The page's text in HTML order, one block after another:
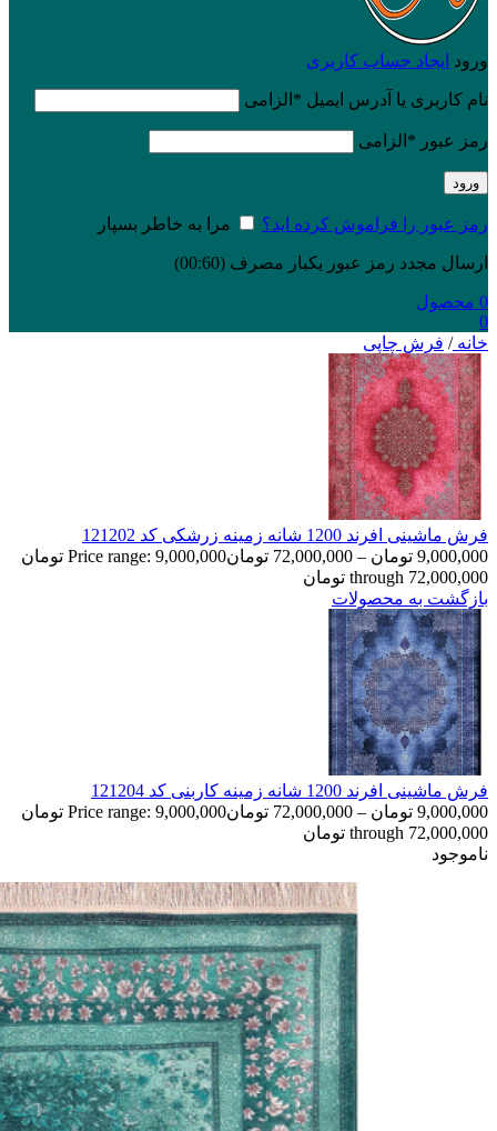
ورود ایجاد حساب کاربری
نام کاربری یا آدرس ایمیل * الزامی
رمز عبور * الزامی
ورود
رمز عبور را فراموش کرده اید؟ مرا به خاطر بسپار
ارسال مجدد رمز عبور یکبار مصرف (00:
60
)
0 محصول
0
خانه/ فرش چاپی
فرش ماشینی افرند 1200 شانه زمینه زرشکی کد 121202
9,000,000 تومان –
72,000,000 تومان
Price range: 9,000,000 تومان
through 72,000,000 تومان
بازگشت به محصولات
فرش ماشینی افرند 1200 شانه زمینه کاربنی کد 121204
9,000,000 تومان –
72,000,000 تومان
Price range: 9,000,000 تومان
through 72,000,000 تومان
ناموجود